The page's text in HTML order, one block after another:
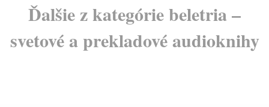
Ďalšie z kategórie beletria –
svetové a prekladové audioknihy